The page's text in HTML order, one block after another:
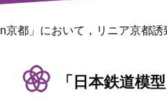
京都」において，リニア京都誘
「日本鉄道模